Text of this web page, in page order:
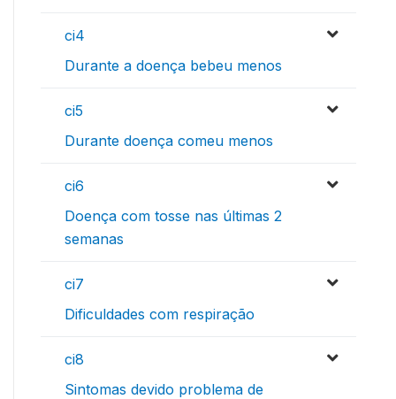
ci4
Durante a doença bebeu menos
ci5
Durante doença comeu menos
ci6
Doença com tosse nas últimas 2
semanas
ci7
Dificuldades com respiração
ci8
Sintomas devido problema de